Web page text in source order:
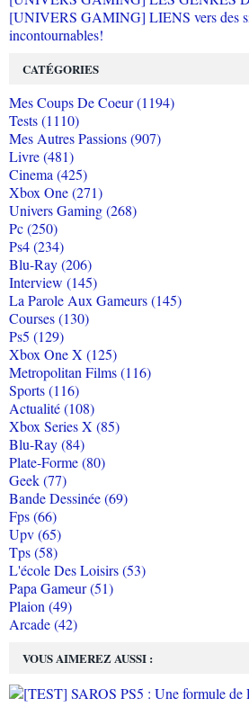
VOUS AIMEREZ AUSSI :
[UNIVERS GAMING] LIENS vers des
incontournables!
CATÉGORIES
Mes Coups De Coeur (1194)
Tests (1110)
Mes Autres Passions (907)
Livre (481)
Cinema (425)
Xbox One (271)
Univers Gaming (268)
Pc (250)
Ps4 (234)
Blu-Ray (206)
Interview (145)
La Parole Aux Gameurs (145)
Courses (130)
Ps5 (129)
Xbox One X (125)
Metropolitan Films (116)
Sports (116)
Actualité (108)
Xbox Series X (85)
Blu-Ray (84)
Plate-Forme (80)
Geek (77)
Bande Dessinée (69)
Fps (66)
Upv (65)
Tps (58)
L'école Des Loisirs (53)
Papa Gameur (51)
Plaion (49)
Arcade (42)